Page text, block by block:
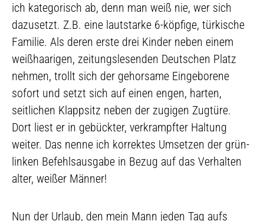
ich kategorisch ab, denn man weiß nie, wer sich
dazusetzt. Z.B. eine lautstarke 6-köpfige, türkische
Familie. Als deren erste drei Kinder neben einem
weißhaarigen, zeitungslesenden Deutschen Platz
nehmen, trollt sich der gehorsame Eingeborene
sofort und setzt sich auf einen engen, harten,
seitlichen Klappsitz neben der zugigen Zugtüre.
Dort liest er in gebückter, verkrampfter Haltung
weiter. Das nenne ich korrektes Umsetzen der grün-
linken Befehlsausgabe in Bezug auf das Verhalten
alter, weißer Männer!
Nun der Urlaub, den mein Mann jeden Tag aufs